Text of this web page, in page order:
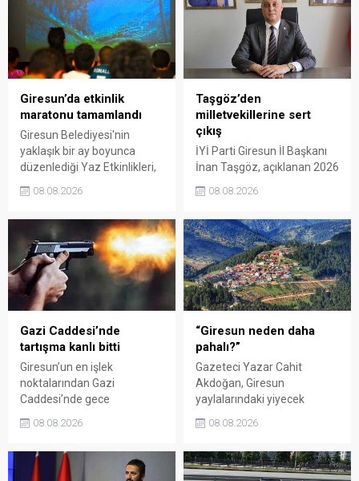
Giresun’da etkinlik
maratonu tamamlandı
Giresun Belediyesi'nin
yaklaşık bir ay boyunca
düzenlediği Yaz Etkinlikleri,
sanat ve eğlenceyle
organizasyonun ardından
Kadın El Emeği Pazarı'nın
süresi de 16 Ağustos'a
kadar uzatıldı.
08.08.2026
Taşgöz’den
milletvekillerine sert
çıkış
İYİ Parti Giresun İl Başkanı
İnan Taşgöz, açıklanan 2026
üzerinden iktidar
eleştirdi. Taşgöz, üreticinin
emeğinin karşılığını
alamadığını savunarak,
Giresun milletvekillerini
sessiz kalmakla suçladı.
08.08.2026
Gazi Caddesi’nde
tartışma kanlı bitti
Giresun’un en işlek
noktalarından Gazi
Caddesi’nde gece
kavgada A.E. ayağından
bölgede kısa süreli panik
08.08.2026
“Giresun neden daha
pahalı?”
Gazeteci Yazar Cahit
Akdoğan, Giresun
yaylalarındaki yiyecek
belirgin biçimde yüksek
Valiliği, Tarım ve Orman İl
08.08.2026